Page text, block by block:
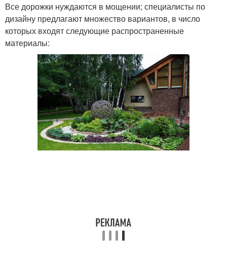
Все дорожки нуждаются в мощении; специалисты по
дизайну предлагают множество вариантов, в число
которых входят следующие распространенные
материалы: